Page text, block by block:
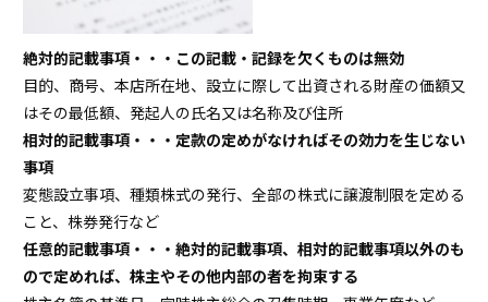
絶対的記載事項・・・この記載・記録を欠くものは無効
目的、商号、本店所在地、設立に際して出資される財産の価額又
はその最低額、発起人の氏名又は名称及び住所
相対的記載事項・・・定款の定めがなければその効力を生じない
事項
変態設立事項、種類株式の発行、全部の株式に譲渡制限を定める
こと、株券発行など
任意的記載事項・・・絶対的記載事項、相対的記載事項以外のも
ので定めれば、株主やその他内部の者を拘束する